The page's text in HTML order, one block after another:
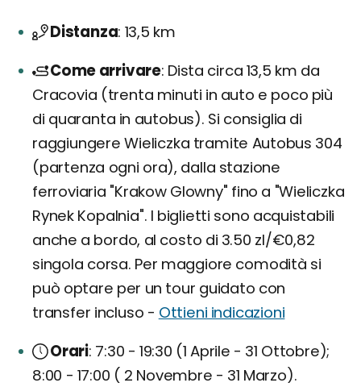
Distanza 13,5 km
Come arrivare Dista circa 13,5 km da
Cracovia (trenta minuti in auto e poco più
di quaranta in autobus). Si consiglia di
raggiungere Wieliczka tramite Autobus 304
(partenza ogni ora), dalla stazione
ferroviaria "Krakow Glowny" fino a "Wieliczka
Rynek Kopalnia". I biglietti sono acquistabili
anche a bordo, al costo di 3.50 zl/€0,82
singola corsa. Per maggiore comodità si
può optare per un tour guidato con
transfer incluso - Ottieni indicazioni
Orari 7:30 - 19:30 (1 Aprile - 31 Ottobre);
8:00 - 17:00 ( 2 Novembre - 31 Marzo).